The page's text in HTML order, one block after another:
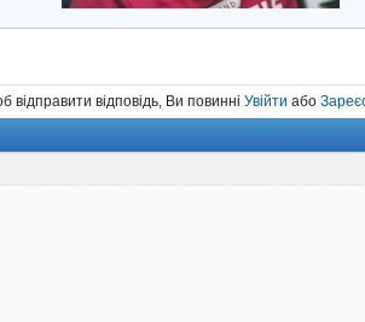
відправити відповідь, Ви повинні Увійти або